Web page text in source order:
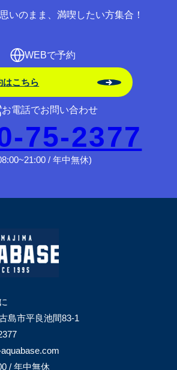
いのまま、満喫したい方集合！
WEBで予約
はこちら
お電話でお問い合わせ
75-2377
/ 年中無休)
島市平良池間83-1
/ 年中無休